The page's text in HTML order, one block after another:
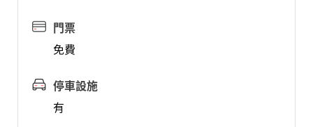
門票
免費
停車設施
有